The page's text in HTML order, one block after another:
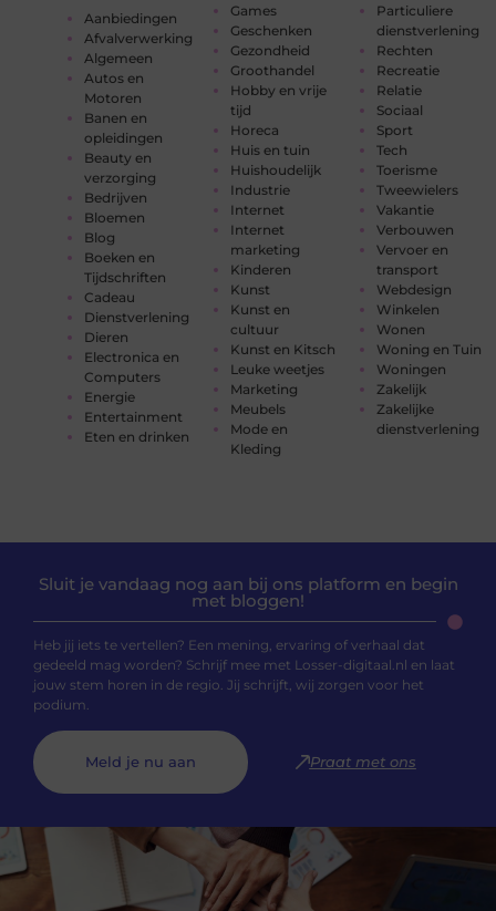
Aanbiedingen
Afvalverwerking
Algemeen
Autos en
Motoren
Banen en
opleidingen
Beauty en
verzorging
Bedrijven
Bloemen
Blog
Boeken en
Tijdschriften
Cadeau
Dienstverlening
Dieren
Electronica en
Computers
Energie
Entertainment
Eten en drinken
Games
Geschenken
Gezondheid
Groothandel
Hobby en vrije
tijd
Horeca
Huis en tuin
Huishoudelijk
Industrie
Internet
Internet
marketing
Kinderen
Kunst
Kunst en
cultuur
Kunst en Kitsch
Leuke weetjes
Marketing
Meubels
Mode en
Kleding
Particuliere
dienstverlening
Rechten
Recreatie
Relatie
Sociaal
Sport
Tech
Toerisme
Tweewielers
Vakantie
Verbouwen
Vervoer en
transport
Webdesign
Winkelen
Wonen
Woning en Tuin
Woningen
Zakelijk
Zakelijke
dienstverlening
Sluit je vandaag nog aan bij ons platform en begin
met bloggen!
Heb jij iets te vertellen? Een mening, ervaring of verhaal dat
gedeeld mag worden? Schrijf mee met Losser-digitaal.nl en laat
jouw stem horen in de regio. Jij schrijft, wij zorgen voor het
podium.
Meld je nu aan Praat met ons